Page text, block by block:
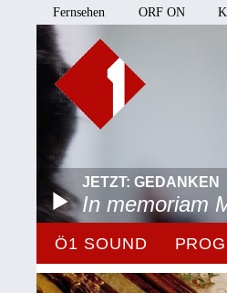
Fernsehen ORF ON
JETZT: GEDANKEN
In memoriam
Ö1 SOUND